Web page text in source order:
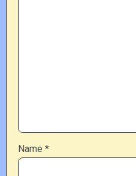
Name *